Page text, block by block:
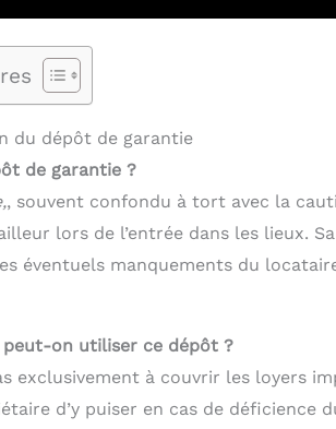
du dépôt de garantie
de garantie ?
, souvent confondu à tort avec la
lors de l’entrée dans les lieux.
éventuels manquements du
peut-on utiliser ce dépôt ?
exclusivement à couvrir les loyers
d’y puiser en cas de déficience